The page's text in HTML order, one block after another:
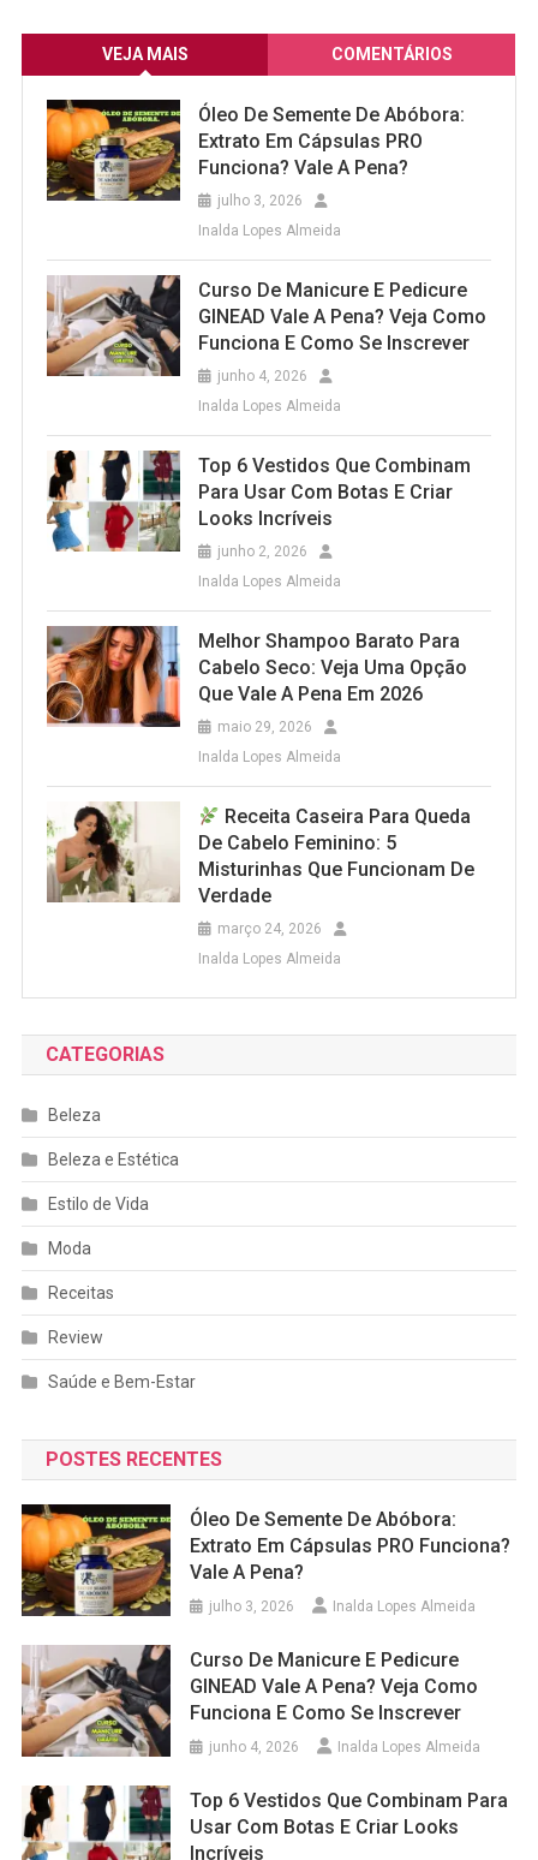
VEJA MAIS COMENTÁRIOS
Óleo De Semente De Abóbora:
Extrato Em Cápsulas PRO
Funciona? Vale A Pena?
julho 3, 2026
Inalda Lopes Almeida
Curso De Manicure E Pedicure
GINEAD Vale A Pena? Veja Como
Funciona E Como Se Inscrever
junho 4, 2026
Inalda Lopes Almeida
Top 6 Vestidos Que Combinam
Para Usar Com Botas E Criar
Looks Incríveis
junho 2, 2026
Inalda Lopes Almeida
Melhor Shampoo Barato Para
Cabelo Seco: Veja Uma Opção
Que Vale A Pena Em 2026
maio 29, 2026
Inalda Lopes Almeida
Receita Caseira Para Queda
De Cabelo Feminino: 5
Misturinhas Que Funcionam De
Verdade
março 24, 2026
Inalda Lopes Almeida
CATEGORIAS
Beleza
Beleza e Estética
Estilo de Vida
Moda
Receitas
Review
Saúde e Bem-Estar
POSTES RECENTES
Óleo De Semente De Abóbora:
Extrato Em Cápsulas PRO Funciona?
Vale A Pena?
julho 3, 2026 Inalda Lopes Almeida
Curso De Manicure E Pedicure
GINEAD Vale A Pena? Veja Como
Funciona E Como Se Inscrever
junho 4, 2026 Inalda Lopes Almeida
Top 6 Vestidos Que Combinam Para
Usar Com Botas E Criar Looks
Incríveis